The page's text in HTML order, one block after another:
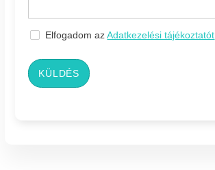
Elfogadom azAdatkezelési tájékoztatót
KÜLDÉS